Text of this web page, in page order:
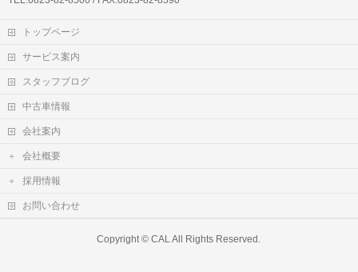
トップページ
サービス案内
スタッフブログ
中古車情報
会社案内
会社概要
採用情報
お問い合わせ
Copyright ©CALAll Rights Reserved.